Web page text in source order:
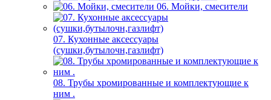
06. Мойки, смесители
07. Кухонные аксессуары
(сушки,бутылочн,газлифт)
08. Трубы хромированные и комплектующие к
ним .